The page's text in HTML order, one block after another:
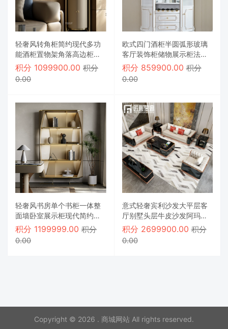
轻奢风转角柜简约现代多功
能酒柜置物架角落高边柜拐
角岩板展示柜
积分 1099900.00 积分
0.00
欧式四门酒柜半圆弧形玻璃
客厅装饰柜储物展示柜法式
餐边柜红酒柜
积分 859900.00积分
0.00
轻奢风书房单个书柜一体整
面墙卧室展示柜现代简约老
板办公室书柜【【Doris】2
米高书柜】
积分 1199999.00 积分
0.00
意式轻奢宾利沙发大平层客
厅别墅头层牛皮沙发阿玛尼
同款真皮沙发
积分 2699900.00积分
0.00
Copyright © 2026 . 商城网站 All rights reserved.